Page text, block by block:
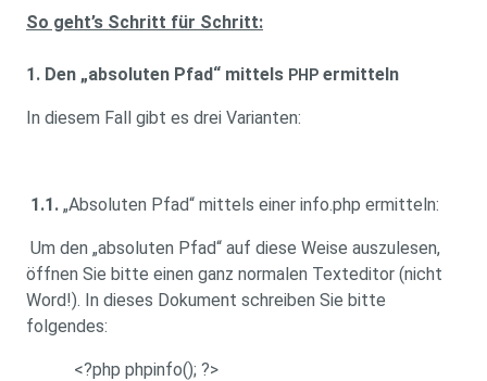
So geht’s Schritt für Schritt:
1. Den „absoluten Pfad“ mittels PHP ermitteln
In diesem Fall gibt es drei Varianten:
1.1. „Absoluten Pfad“ mittels einer info.php ermitteln:
Um den „absoluten Pfad“ auf diese Weise auszulesen,
öffnen Sie bitte einen ganz normalen Texteditor (nicht
Word!). In dieses Dokument schreiben Sie bitte
folgendes:
<?php phpinfo(); ?>